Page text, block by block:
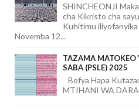
SHINCHEONJI
cha Kikristo cha
Kuhitimu
Novemba 12...
TAZAMA MATOKEO
SABA (PSLE) 2025
Bofya Hapa
MTIHANI WA